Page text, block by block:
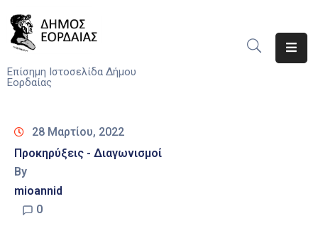
Επίσημη Ιστοσελίδα Δήμου
Εορδαίας
Υπηρεσίες
Του
Δήμου
28 Μαρτίου, 2022
Προκηρύξεις - Διαγωνισμοί
By
mioannid
0